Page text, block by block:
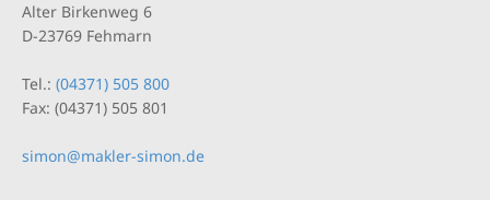
Alter Birkenweg 6
D-23769 Fehmarn
Tel.: (04371) 505 800
Fax: (04371) 505 801
simon@makler-simon.de